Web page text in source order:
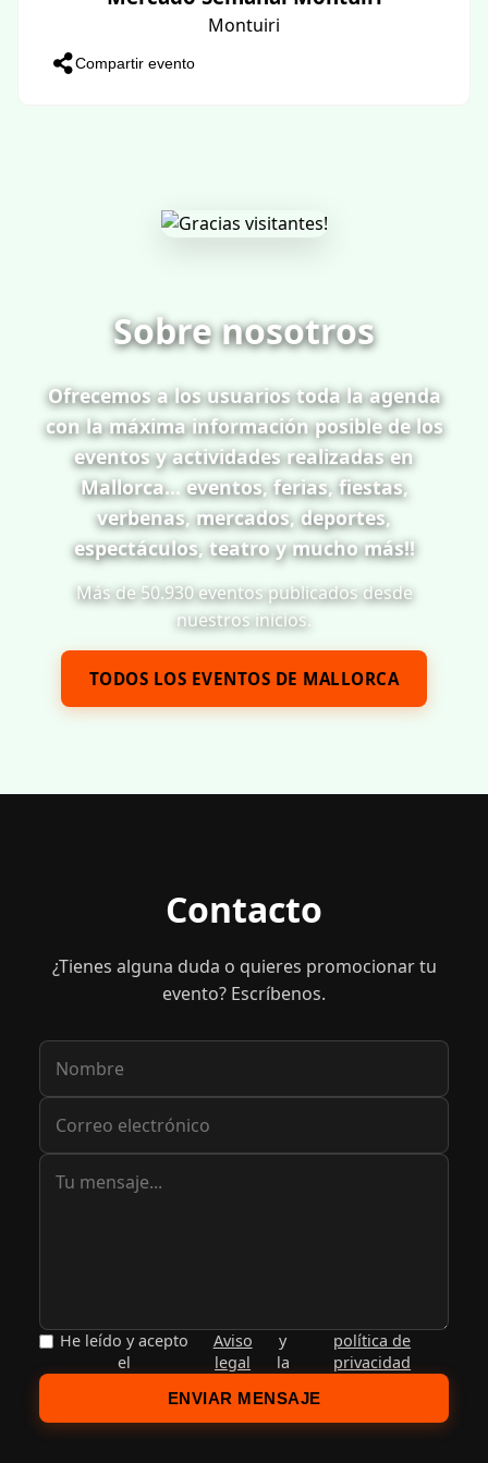
Montuiri
Compartir evento
Sobre nosotros
Ofrecemos a los usuarios toda la agenda
con la máxima información posible de los
eventos y actividades realizadas en
Mallorca... eventos, ferias, fiestas,
verbenas, mercados, deportes,
espectáculos, teatro y mucho más!!
Más de 50.930 eventos publicados desde
nuestros inicios.
TODOS LOS EVENTOS DE MALLORCA
Contacto
¿Tienes alguna duda o quieres promocionar tu
evento? Escríbenos.
He leído y acepto
el
Aviso
legal
y
la
política de
privacidad
ENVIAR MENSAJE